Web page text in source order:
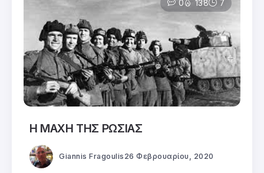
0 138 7
Η ΜΑΧΗ ΤΗΣ ΡΩΣΙΑΣ
Giannis Fragoulis 26 Φεβρουαρίου, 2020